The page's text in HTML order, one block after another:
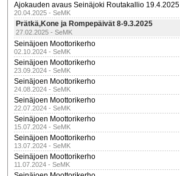
Ajokauden avaus Seinäjoki Routakallio 19.4.2025
20.04.2025 - SeMK
Prätkä,Kone ja Rompepäivät 8-9.3.2025
27.02.2025 - SeMK
Seinäjoen Moottorikerho
02.10.2024 - SeMK
Seinäjoen Moottorikerho
23.09.2024 - SeMK
Seinäjoen Moottorikerho
24.08.2024 - SeMK
Seinäjoen Moottorikerho
22.07.2024 - SeMK
Seinäjoen Moottorikerho
15.07.2024 - SeMK
Seinäjoen Moottorikerho
13.07.2024 - SeMK
Seinäjoen Moottorikerho
11.07.2024 - SeMK